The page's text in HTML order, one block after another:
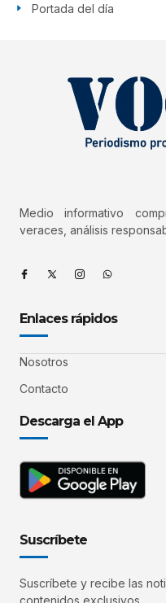
Portada del día
Medio informativo
veraces, análisis
Enlaces rápidos
Nosotros
Contacto
Descarga el App
Suscríbete
Suscríbete y recibe las